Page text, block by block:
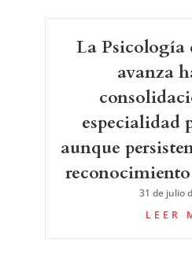
La Psicología
avanza
especialidad
aunque
31 de julio
LEER